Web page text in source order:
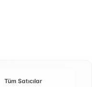
Tüm Satıcılar